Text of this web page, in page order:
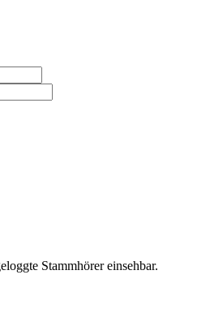
Stammhörer einsehbar.